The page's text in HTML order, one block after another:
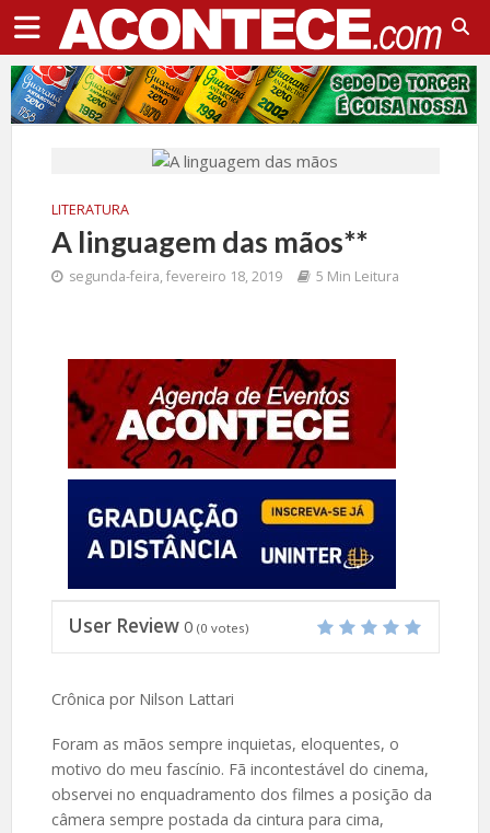
LITERATURA
A linguagem das mãos**
segunda-feira, fevereiro 18, 2019 5 Min Leitura
User Review 0 (0 votes)
Crônica por Nilson Lattari
Foram as mãos sempre inquietas, eloquentes, o
motivo do meu fascínio. Fã incontestável do cinema,
observei no enquadramento dos filmes a posição da
câmera sempre postada da cintura para cima,